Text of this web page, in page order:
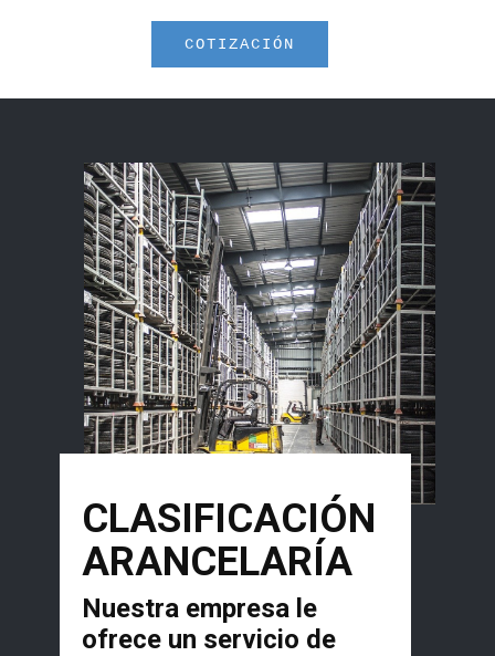
COTIZACIÓN
CLASIFICACIÓN
ARANCELARÍA
Nuestra empresa le
ofrece un servicio de